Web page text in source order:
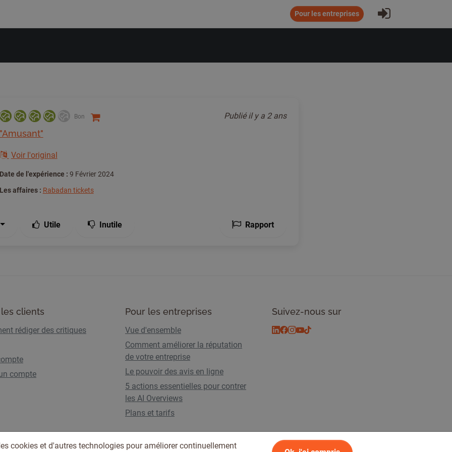
Pour les entreprises S'inscrire
Bon Publiéil y a 2 ans
"Amusant"
Voir l'original
Date de l'expérience : 9 Février 2024
Les affaires : Rabadan tickets
Utile Inutile Rapport
clients
rédiger des critiques
compte
Pour les entreprises
Vue d'ensemble
Comment améliorer la réputation
de votre entreprise
Le pouvoir des avis en ligne
5 actions essentielles pour contrer
les AI Overviews
Plans et tarifs
Suivez-nous sur
cookies et d'autres technologies pour améliorer continuellement